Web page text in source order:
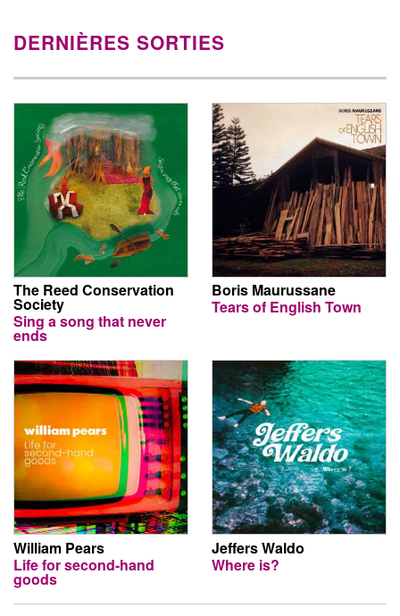
DERNIÈRES SORTIES
The Reed Conservation
Society
Sing a song that never
ends
Boris Maurussane
Tears of English Town
William Pears
Life for second-hand
goods
Jeffers Waldo
Where is?